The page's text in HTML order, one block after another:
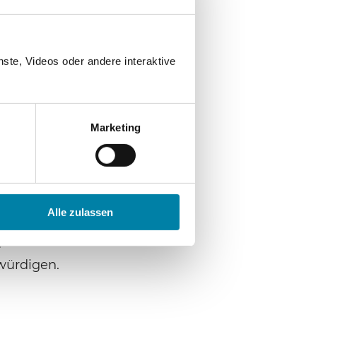
Videos oder andere interaktive
Marketing
Alle zulassen
religiöser
staatlichen,
wie
die
aus den
aufgrund
nur als ein